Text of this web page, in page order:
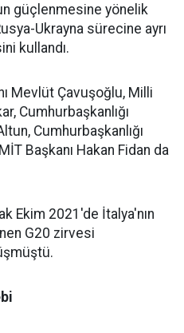
güçlenmesine yönelik
Ukrayna sürecine ayrı
kullandı.
Mevlüt Çavuşoğlu, Milli
Cumhurbaşkanlığı
Cumhurbaşkanlığı
Başkanı Hakan Fidan da
Ekim 2021'de İtalya'nın
G20 zirvesi